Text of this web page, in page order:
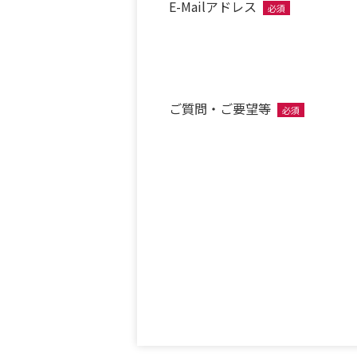
E-Mailアドレス 必須
ご質問・ご要望等 必須